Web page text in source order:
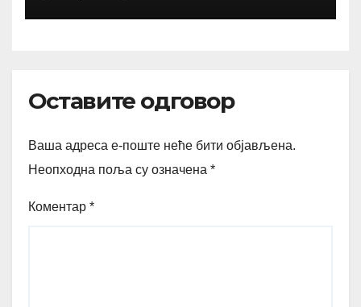
Оставите одговор
Ваша адреса е-поште неће бити објављена.
Неопходна поља су означена *
Коментар *